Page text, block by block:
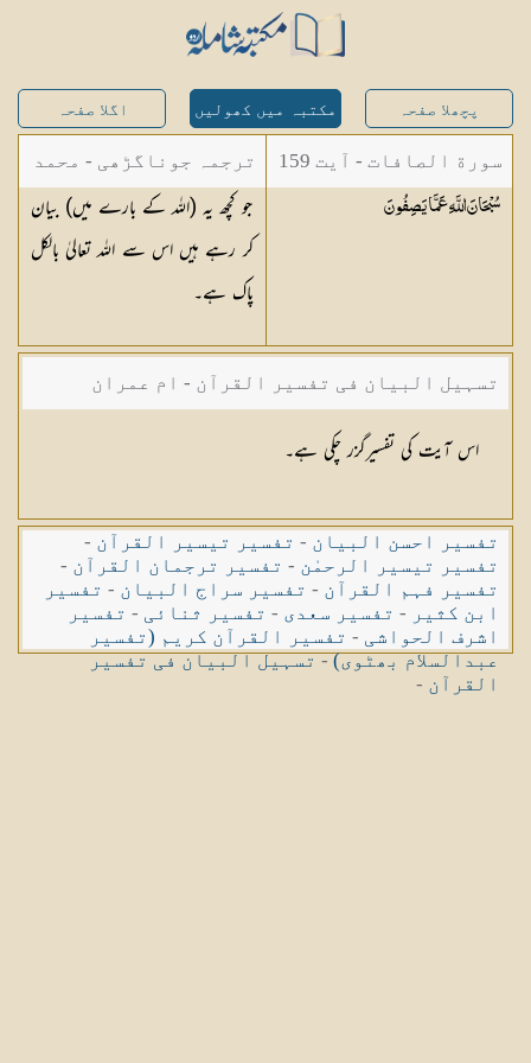
پچھلا صفحہ مکتبہ میں کھولیں اگلا صفحہ
سورة الصافات - آیت 159
سُبْحَانَ اللَّهِ عَمَّايَصِفُونَ
ترجمہ جوناگڑھی - محمد
جونا گڑھی
جو کچھ یہ (اللہ کے بارے میں) بیان
کر رہے ہیں اس سے اللہ تعالیٰ بالکل
پاک ہے۔
تسہیل البیان فی تفسیر القرآن - ام عمران
شکیلہ بنت میاں فضل حسین
اس آیت کی تفسیرگزر چکی ہے۔
تفسیر احسن البیان - تفسیر تیسیر القرآن -
تفسیر تیسیر الرحمٰن - تفسیر ترجمان القرآن -
تفسیر فہم القرآن - تفسیر سراج البیان - تفسیر
ابن کثیر - تفسیر سعدی - تفسیر ثنائی - تفسیر
اشرف الحواشی - تفسیر القرآن کریم (تفسیر
عبدالسلام بھٹوی)-تسہیل البیان فی تفسیر
القرآن -